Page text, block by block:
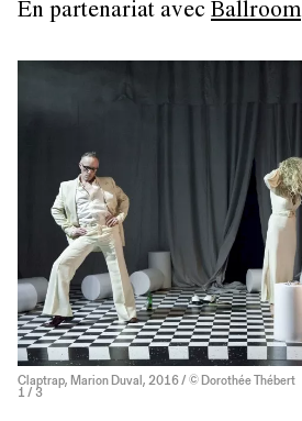
En partenariat avec Ballroom
Claptrap, Marion Duval, 2016 / © Dorothée Thébert
1 / 3